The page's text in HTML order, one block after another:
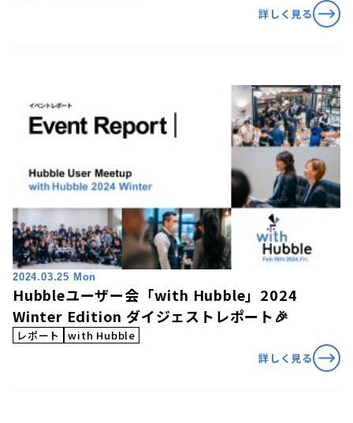
詳しく見る
2024.03.25 Mon
Hubbleユーザー会「with Hubble」2024
Winter Edition ダイジェストレポート🎉
レポート
with Hubble
詳しく見る